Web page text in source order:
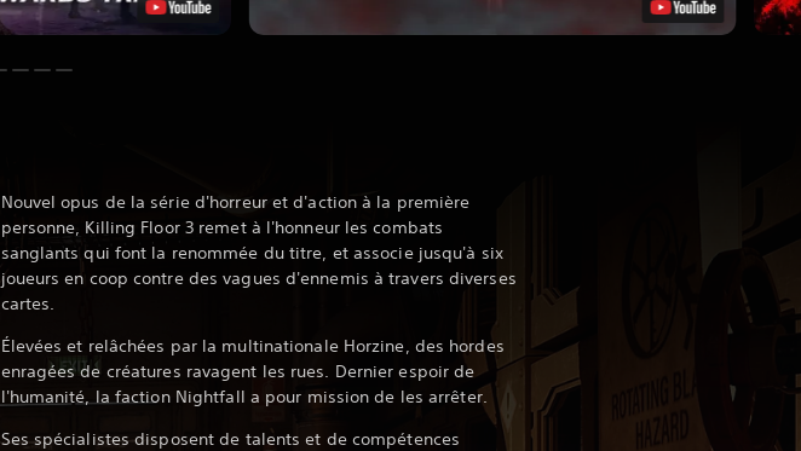
Nouvel opus de la série d'horreur et d'action à la première
personne, Killing Floor 3 remet à l'honneur les combats
sanglants qui font la renommée du titre, et associe jusqu'à six
joueurs en coop contre des vagues d'ennemis à travers diverses
cartes.‎
Élevées et relâchées par la multinationale Horzine, des hordes
enragées de créatures ravagent les rues. Dernier espoir de
l'humanité, la faction Nightfall a pour mission de les arrêter.‎
Ses spécialistes disposent de talents et de compétences